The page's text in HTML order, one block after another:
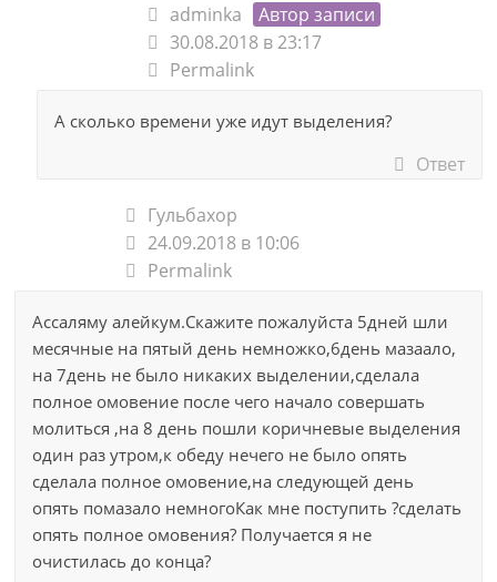
adminka
Автор записи
30.08.2018 в 23:17
Permalink
А сколько времени уже идут выделения?
Ответ
Гульбахор
24.09.2018 в 10:06
Permalink
Ассаляму алейкум.Скажите пожалуйста 5дней шли
месячные на пятый день немножко,6день мазаало,
на 7день не было никаких выделении,сделала
полное омовение после чего начало совершать
молиться ,на 8 день пошли коричневые выделения
один раз утром,к обеду нечего не было опять
сделала полное омовение,на следующей день
опять помазало немногоКак мне поступить ?сделать
опять полное омовения? Получается я не
очистилась до конца?